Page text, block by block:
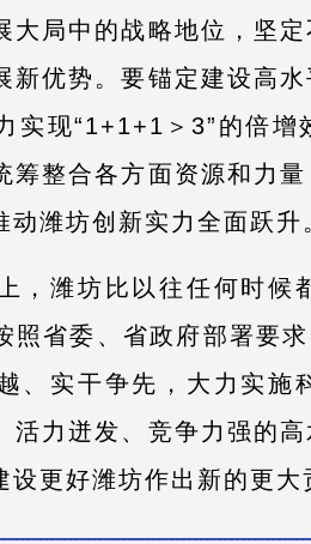
大局中的战略地位，坚
新优势。要锚定建设高
实现“1+1+1＞3”的倍
筹整合各方面资源和力
潍坊创新实力全面跃升
，潍坊比以往任何时候
照省委、省政府部署要
、实干争先，大力实施
活力迸发、竞争力强的
更好潍坊作出新的更大